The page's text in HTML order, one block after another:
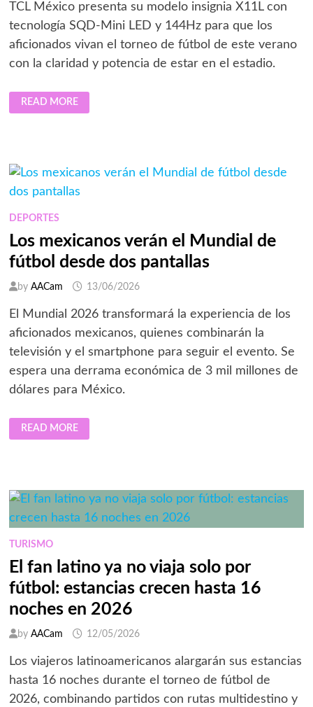
TCL México presenta su modelo insignia X11L con
tecnología SQD-Mini LED y 144Hz para que los
aficionados vivan el torneo de fútbol de este verano
con la claridad y potencia de estar en el estadio.
ESTADIO
EN
CASA:
TCL
REDEFINE
EXPERIENCIA
VER
EL
TORNEO
DE
FÚTBOL
VERANO
READ MORE
DEPORTES
Los mexicanos verán el Mundial de
fútbol desde dos pantallas
by AACam 13/06/2026
El Mundial 2026 transformará la experiencia de los
aficionados mexicanos, quienes combinarán la
televisión y el smartphone para seguir el evento. Se
espera una derrama económica de 3 mil millones de
dólares para México.
LOS
MEXICANOS
VERÁN
DESDE
DOS
PANTALLAS
READ MORE
TURISMO
El fan latino ya no viaja solo por
fútbol: estancias crecen hasta 16
noches en 2026
by AACam 12/05/2026
Los viajeros latinoamericanos alargarán sus estancias
hasta 16 noches durante el torneo de fútbol de
2026, combinando partidos con rutas multidestino y